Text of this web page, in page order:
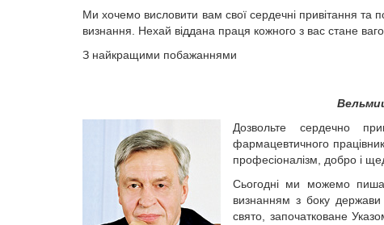
Ми хочемо висловити вам свої сердечні привітання та
визнання. Нехай віддана праця кожного з вас стане
З найкращими побажаннями
Дозвольте сердечно
фармацевтичного
професіо­налізм, добро і
Сьогодні ми можемо
визнанням з боку
свято, започатковане